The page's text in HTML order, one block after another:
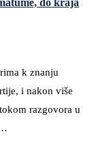
do kraja
k znanju
i nakon više
razgovora u